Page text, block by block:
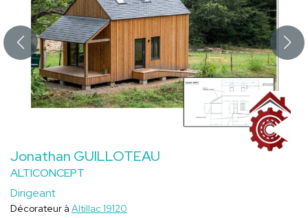
Jonathan GUILLOTEAU
ALTICONCEPT
Dirigeant
Décorateur à Altillac 19120